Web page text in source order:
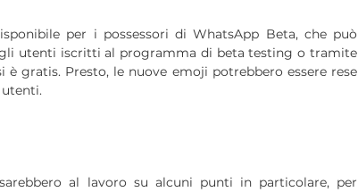
per i possessori di WhatsApp Beta, che può
utenti iscritti al programma di beta testing o tramite
gratis. Presto, le nuove emoji potrebbero essere rese
al lavoro su alcuni punti in particolare, per